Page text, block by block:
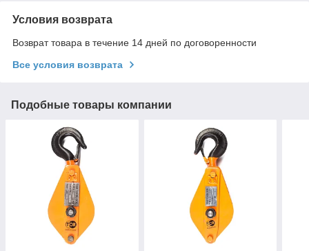
Условия возврата
Возврат товара в течение 14 дней по договоренности
Все условия возврата
Подобные товары компании